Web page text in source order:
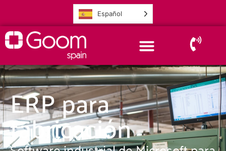
Español
ERP para
fabricación